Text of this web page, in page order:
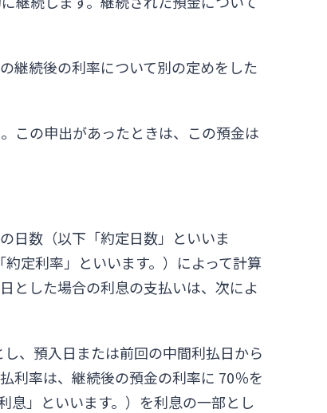
継続後の利率について別の定めをした
この申出があったときは、この預金は
日数（以下「約定日数」といいま
定利率」といいます。）によって計算
とした場合の利息の支払いは、次によ
、預入日または前回の中間利払日から
利率は、継続後の預金の利率に 70％を
息」といいます。）を利息の一部とし